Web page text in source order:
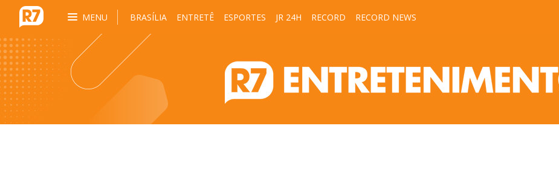
MENU BRASÍLIA ENTRETÊ ESPORTES JR 24H RECORD RECORD NEWS